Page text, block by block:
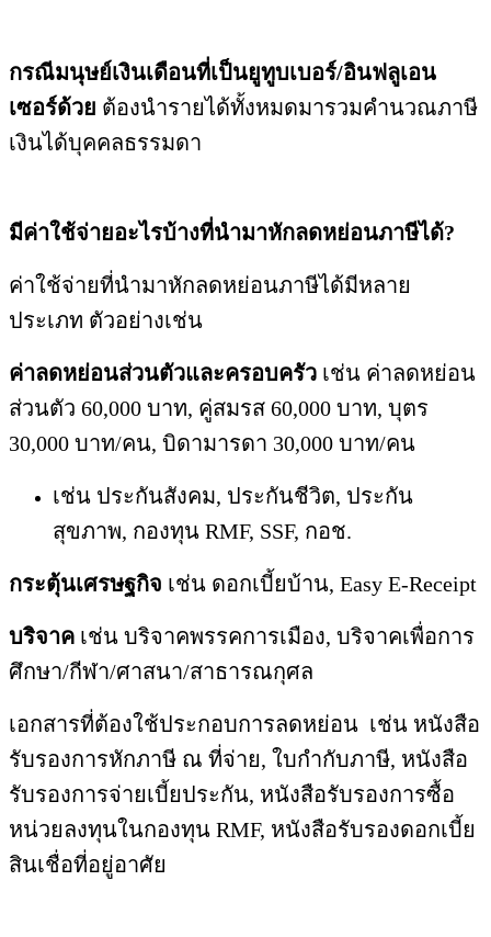
กรณีมนุษย์เงินเดือนที่เป็นยูทูบเบอร์/อินฟลูเอน
เซอร์ด้วย ต้องนำรายได้ทั้งหมดมารวมคำนวณภาษี
เงินได้บุคคลธรรมดา
มีค่าใช้จ่ายอะไรบ้างที่นำมาหักลดหย่อนภาษีได้?
ค่าใช้จ่ายที่นำมาหักลดหย่อนภาษีได้มีหลาย
ประเภท ตัวอย่างเช่น
ค่าลดหย่อนส่วนตัวและครอบครัว เช่น ค่าลดหย่อน
ส่วนตัว 60,000 บาท, คู่สมรส 60,000 บาท, บุตร
30,000 บาท/คน, บิดามารดา 30,000 บาท/คน
เช่น ประกันสังคม, ประกันชีวิต, ประกัน
สุขภาพ, กองทุน RMF, SSF, กอช.
กระตุ้นเศรษฐกิจ เช่น ดอกเบี้ยบ้าน, Easy E-Receipt
บริจาค เช่น บริจาคพรรคการเมือง, บริจาคเพื่อการ
ศึกษา/กีฬา/ศาสนา/สาธารณกุศล
เอกสารที่ต้องใช้ประกอบการลดหย่อน เช่น หนังสือ
รับรองการหักภาษี ณ ที่จ่าย, ใบกำกับภาษี, หนังสือ
รับรองการจ่ายเบี้ยประกัน, หนังสือรับรองการซื้อ
หน่วยลงทุนในกองทุน RMF, หนังสือรับรองดอกเบี้ย
สินเชื่อที่อยู่อาศัย